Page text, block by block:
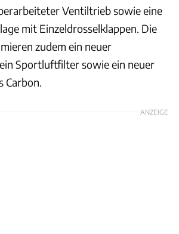
Ventiltrieb sowie eine
mit Einzeldrosselklappen. Die
zudem ein neuer
Sportluftfilter sowie ein neuer
Carbon.
ANZEIGE